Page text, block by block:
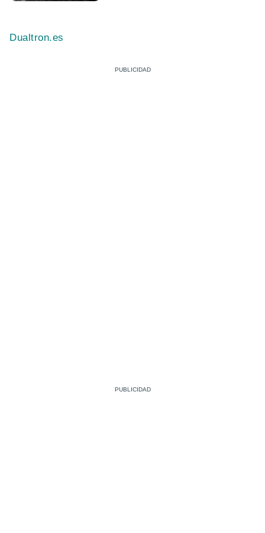
Dualtron.es